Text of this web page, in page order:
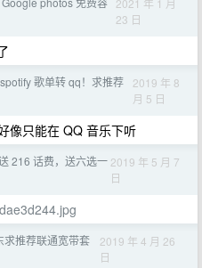
23 日
歌单转 qq！求推荐
2019 年 8
月 5 日
像只能在 QQ 音乐下听
216 话费，送六选一 2019 年 5 月 7
日
求推荐联通宽带套
2019 年 4 月 26
日